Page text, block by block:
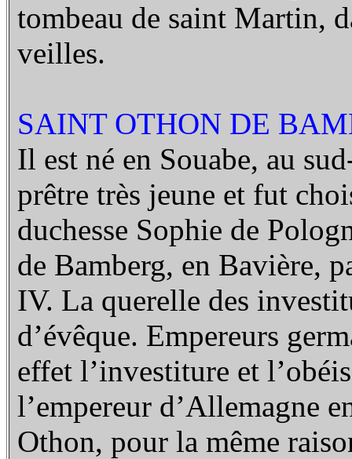
tombeau de saint Martin,
veilles.
SAINT OTHON DE
Il est né en Souabe, au
prêtre très jeune et fut
duchesse Sophie de
de Bamberg, en Bavière,
IV. La querelle des
d’évêque. Empereurs
effet l’investiture et
l’empereur d’Allemagne
Othon, pour la même